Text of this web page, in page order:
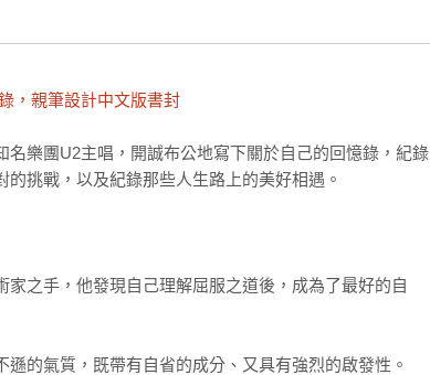
，親筆設計中文版書封
樂團U2主唱，開誠布公地寫下關於自己的回憶錄，紀錄
挑戰，以及紀錄那些人生路上的美好相遇。
之手，他發現自己理解屈服之道後，成為了最好的自
的氣質，既帶有自省的成分、又具有強烈的啟發性。